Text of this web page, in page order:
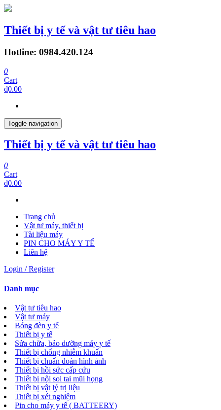
Thiết bị y tế và vật tư tiêu hao
Hotline: 0984.420.124
0
Cart
₫0.00
Toggle navigation
Thiết bị y tế và vật tư tiêu hao
0
Cart
₫0.00
Trang chủ
Vật tư máy, thiết bị
Tài liệu máy
PIN CHO MÁY Y TẾ
Liên hệ
Login / Register
Danh mục
Vật tư tiêu hao
Vật tư máy
Bóng đèn y tế
Thiết bị y tế
Sửa chữa, bảo dưỡng máy y tế
Thiết bị chống nhiễm khuẩn
Thiết bị chuẩn đoán hình ảnh
Thiết bị hồi sức cấp cứu
Thiết bị nội soi tai mũi họng
Thiết bị vật lý trị liệu
Thiết bị xét nghiệm
Pin cho máy y tế ( BATTEERY)